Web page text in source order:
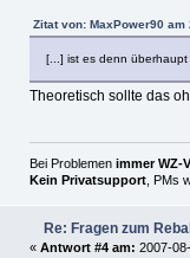
Zitat von: MaxPower90 am
[...] ist es denn
Theoretisch sollte das
Bei Problemen immer WZ-
Kein Privatsupport, PMs
Re: Fragen zum
« Antwort #4 am: 2007-